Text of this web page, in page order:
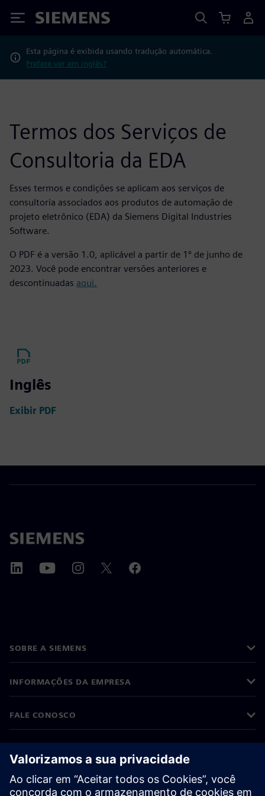
Siemens
Esta página é exibida usando tradução automática.
Prefere ver em inglês?
Termos dos Serviços de
Consultoria da EDA
Esses termos e condições se aplicam aos serviços de
consultoria associados aos produtos de automação de
projeto eletrônico (EDA) da Siemens Digital Industries
Software.
O PDF é a versão 1.0, aplicável a partir de 1º de junho de
2023. Você pode encontrar versões anteriores e
descontinuadas aqui.
Inglês
Exibir PDF
SOBRE A SIEMENS
INFORMAÇÕES DA EMPRESA
FALE CONOSCO